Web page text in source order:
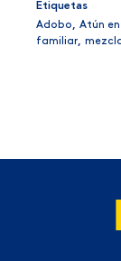
Etiquetas
Adobo,Atún
familiar,